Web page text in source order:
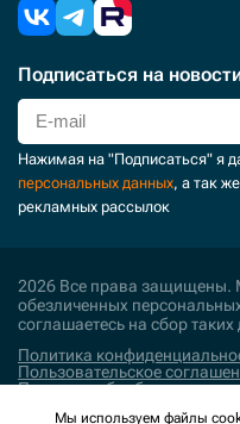
Подписаться на
Нажимая на "Подписаться" я
персональных данных, а так
рекламных рассылок
2026 Все права защищены.
обезличенных
соглашаетесь на сбор
Политика
Пользовательское
Политика обработки
Мы используем файлы